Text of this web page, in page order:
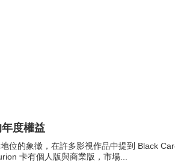
度權益
位的象徵，在許多影視作品中提到 Black
卡有個人版與商業版，市場...